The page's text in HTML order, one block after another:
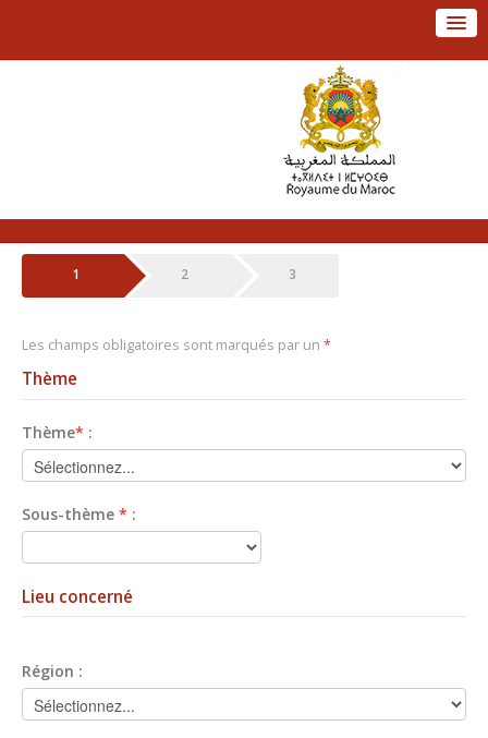
1 2 3
Les champs obligatoires sont marqués par un *
Thème
Thème* :
Sous-thème * :
Lieu concerné
Région :